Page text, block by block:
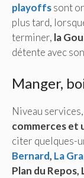
playoffssont
plus tard,
terminer, la
détente avec
Manger,
Niveau
commerces et
citer quelques-
Bernard, La
Plan du Repos,